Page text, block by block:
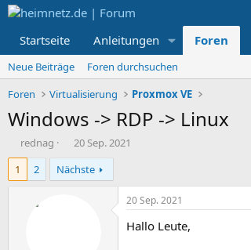
Startseite Anleitungen Foren
Neue Beiträge
Foren durchsuchen
Foren
Virtualisierung Proxmox VE
Windows -> RDP -> Linux
E
r
t
rednag
E
r
s
t
20 Sep. 2021
1
2 Nächste
20 Sep. 2021
Hallo Leute,